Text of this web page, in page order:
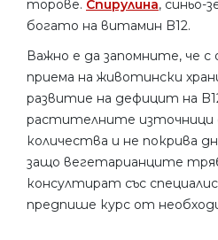
торове. Спирулина, синьо-
богато на витамин B12.
Важно е да запомните, че с
приема на животински
развитие на дефицит на
растителните източници
количества и не покрива
защо вегетарианците
консултират със
предпише курс от